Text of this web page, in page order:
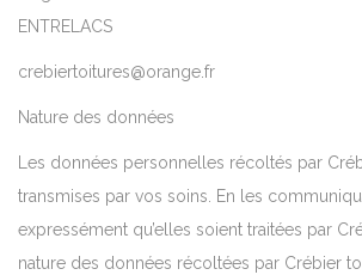
ENTRELACS
crebiertoitures@orange.fr
Nature des données
Les données personnelles récoltés par
transmises par vos soins. En les
expressément qu’elles soient traitées par
nature des données récoltées par Crébier